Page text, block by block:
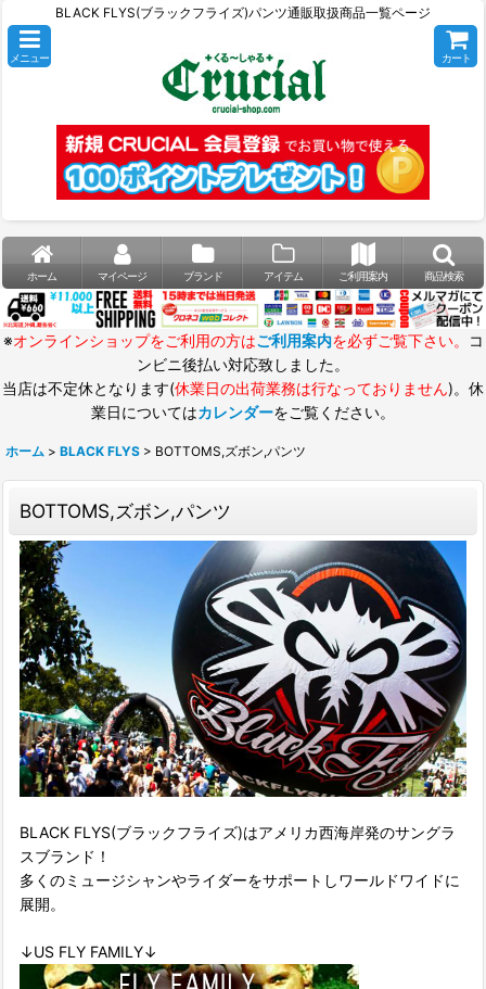
BLACK FLYS(ブラックフライズ)パンツ通販取扱商品一覧ページ
メニュー カート
ホーム マイページ ブランド アイテム ご利用案内 商品検索
※オンラインショップをご利用の方はご利用案内を必ずご覧下さい。
コ
ンビニ後払い対応致しました。
当店は不定休となります(休業日の出荷業務は行なっておりません)。休
業日についてはカレンダーをご覧ください。
ホーム > BLACK FLYS > BOTTOMS,ズボン,パンツ
BOTTOMS,ズボン,パンツ
BLACK FLYS(ブラックフライズ)はアメリカ西海岸発のサングラ
スブランド！
多くのミュージシャンやライダーをサポートしワールドワイドに
展開。
↓US FLY FAMILY↓